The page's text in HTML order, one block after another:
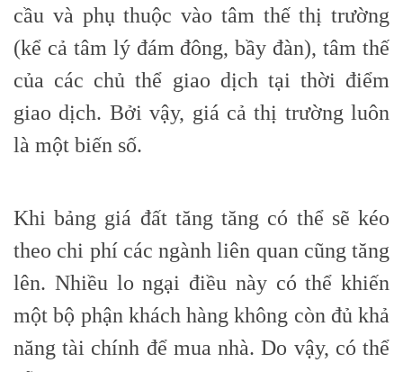
cầu và phụ thuộc vào tâm thế thị trường
(kể cả tâm lý đám đông, bầy đàn), tâm thế
của các chủ thể giao dịch tại thời điểm
giao dịch. Bởi vậy, giá cả thị trường luôn
là một biến số.
Khi bảng giá đất tăng tăng có thể sẽ kéo
theo chi phí các ngành liên quan cũng tăng
lên. Nhiều lo ngại điều này có thể khiến
một bộ phận khách hàng không còn đủ khả
năng tài chính để mua nhà. Do vậy, có thể